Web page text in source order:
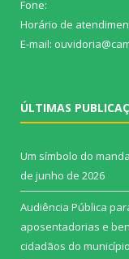
Fone:
Horário de
E-mail:
ÚLTIMAS
Um símbolo do
de junho de 2026
Audiência Pública
aposentadorias e
cidadãos do